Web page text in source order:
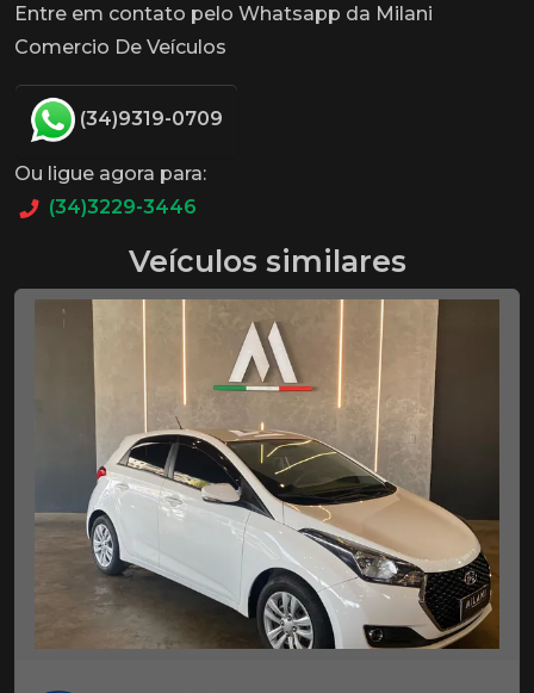
Entre em contato pelo Whatsapp da Milani
Comercio De Veículos
(34)9319-0709
Ou ligue agora para:
(34)3229-3446
Veículos similares